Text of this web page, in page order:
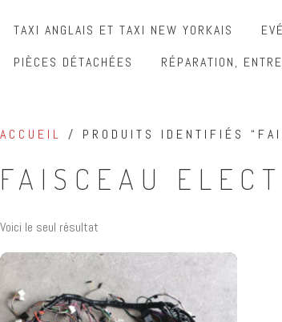
TAXI ANGLAIS ET TAXI NEW YORKAIS
PIÈCES DÉTACHÉES
RÉPARATION,
ACCUEIL / PRODUITS IDENTIFIÉS
FAISCEAU
Voici le seul résultat